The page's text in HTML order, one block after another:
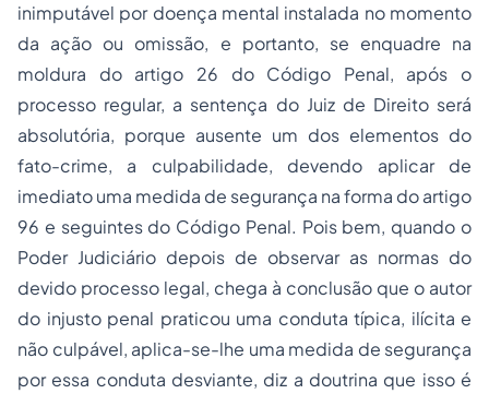
inimputável por doença mental instalada no momento
da ação ou omissão, e portanto, se enquadre na
moldura do artigo 26 do Código Penal, após o
processo regular, a sentença do Juiz de Direito será
absolutória, porque ausente um dos elementos do
fato-crime, a culpabilidade, devendo aplicar de
imediato uma medida de segurança na forma do artigo
96 e seguintes do Código Penal. Pois bem, quando o
Poder Judiciário depois de observar as normas do
devido processo legal, chega à conclusão que o autor
do injusto penal praticou uma conduta típica, ilícita e
não culpável, aplica-se-lhe uma medida de segurança
por essa conduta desviante, diz a doutrina que isso é